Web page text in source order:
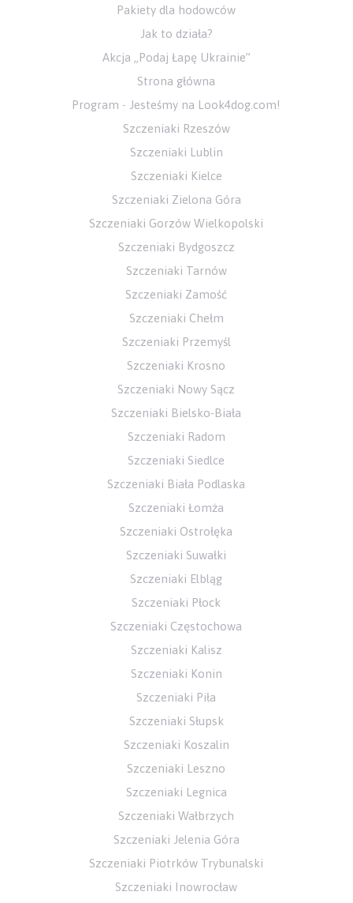
Pakiety dla hodowców
Jak to działa?
Akcja „Podaj Łapę Ukrainie”
Strona główna
Program - Jesteśmy na Look4dog.com!
Szczeniaki Rzeszów
Szczeniaki Lublin
Szczeniaki Kielce
Szczeniaki Zielona Góra
Szczeniaki Gorzów Wielkopolski
Szczeniaki Bydgoszcz
Szczeniaki Tarnów
Szczeniaki Zamość
Szczeniaki Chełm
Szczeniaki Przemyśl
Szczeniaki Krosno
Szczeniaki Nowy Sącz
Szczeniaki Bielsko-Biała
Szczeniaki Radom
Szczeniaki Siedlce
Szczeniaki Biała Podlaska
Szczeniaki Łomża
Szczeniaki Ostrołęka
Szczeniaki Suwałki
Szczeniaki Elbląg
Szczeniaki Płock
Szczeniaki Częstochowa
Szczeniaki Kalisz
Szczeniaki Konin
Szczeniaki Piła
Szczeniaki Słupsk
Szczeniaki Koszalin
Szczeniaki Leszno
Szczeniaki Legnica
Szczeniaki Wałbrzych
Szczeniaki Jelenia Góra
Szczeniaki Piotrków Trybunalski
Szczeniaki Inowrocław